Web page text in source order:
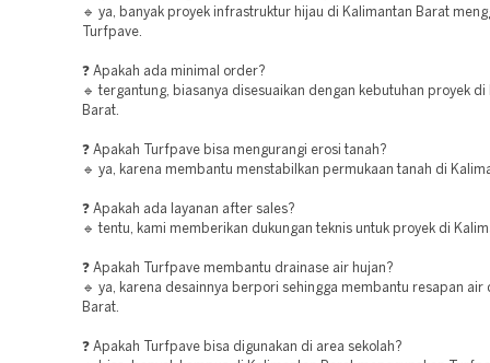
🔹 ya, banyak proyek infrastruktur hijau di Kalimantan Barat
Turfpave.
❓ Apakah ada minimal order?
🔹 tergantung, biasanya disesuaikan dengan kebutuhan proyek di
Barat.
❓ Apakah Turfpave bisa mengurangi erosi tanah?
🔹 ya, karena membantu menstabilkan permukaan tanah di
❓ Apakah ada layanan after sales?
🔹 tentu, kami memberikan dukungan teknis untuk proyek di
❓ Apakah Turfpave membantu drainase air hujan?
🔹 ya, karena desainnya berpori sehingga membantu resapan air
Barat.
❓ Apakah Turfpave bisa digunakan di area sekolah?